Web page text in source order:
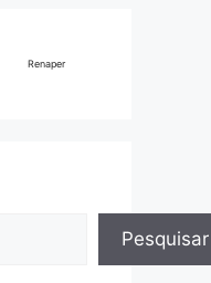
Renaper
Pesquisar